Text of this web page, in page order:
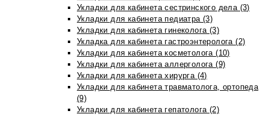
Укладки для кабинета сестринского дела (3)
Укладки для кабинета педиатра (3)
Укладки для кабинета гинеколога (3)
Укладка для кабинета гастроэнтеролога (2)
Укладки для кабинета косметолога (10)
Укладки для кабинета аллерголога (9)
Укладки для кабинета хирурга (4)
Укладки для кабинета травматолога, ортопеда
(9)
Укладки для кабинета гепатолога (2)